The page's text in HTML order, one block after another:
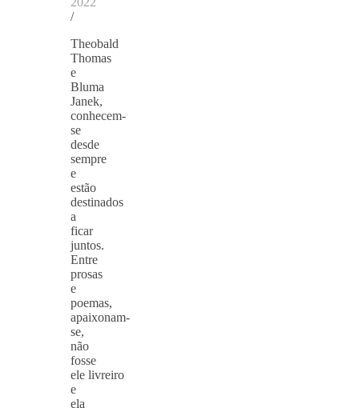
/
Theobald
Thomas
e
Bluma
Janek,
conhecem-
se
desde
sempre
e
estão
destinados
a
ficar
juntos.
Entre
prosas
e
poemas,
apaixonam-
se,
não
fosse
ele livreiro
e
ela